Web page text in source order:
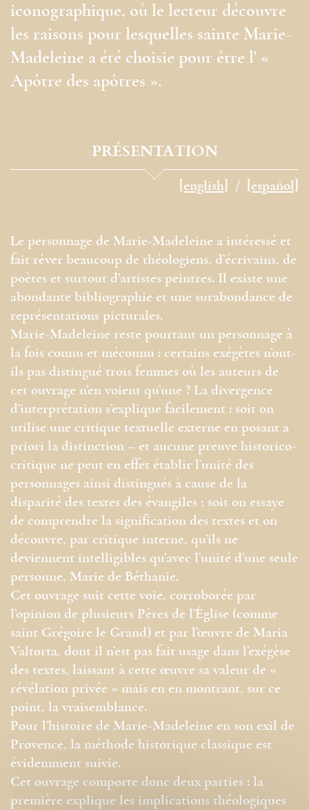
iconographique, où le lecteur découvre
les raisons pour lesquelles sainte Marie-
Madeleine a été choisie pour être l' «
Apôtre des apôtres ».
PRÉSENTATION
[english] [español]
Le personnage de Marie-Madeleine a intéressé et
fait rêver beaucoup de théologiens, d’écrivains, de
poètes et surtout d’artistes peintres. Il existe une
abondante bibliographie et une surabondance de
représentations picturales.
Marie-Madeleine reste pourtant un personnage à
la fois connu et méconnu : certains exégètes n’ont-
ils pas distingué trois femmes où les auteurs de
cet ouvrage n’en voient qu’une ? La divergence
d’interprétation s’explique facilement : soit on
utilise une critique textuelle externe en posant a
priori la distinction – et aucune preuve historico-
critique ne peut en effet établir l’unité des
personnages ainsi distingués à cause de la
disparité des textes des évangiles ; soit on essaye
de comprendre la signification des textes et on
découvre, par critique interne, qu’ils ne
deviennent intelligibles qu’avec l’unité d’une seule
personne, Marie de Béthanie.
Cet ouvrage suit cette voie, corroborée par
l’opinion de plusieurs Pères de l’Église (comme
saint Grégoire le Grand) et par l’œuvre de Maria
Valtorta, dont il n’est pas fait usage dans l’exégèse
des textes, laissant à cette œuvre sa valeur de «
révélation privée » mais en en montrant, sur ce
point, la vraisemblance.
Pour l’histoire de Marie-Madeleine en son exil de
Provence, la méthode historique classique est
évidemment suivie.
Cet ouvrage comporte donc deux parties : la
première explique les implications théologiques